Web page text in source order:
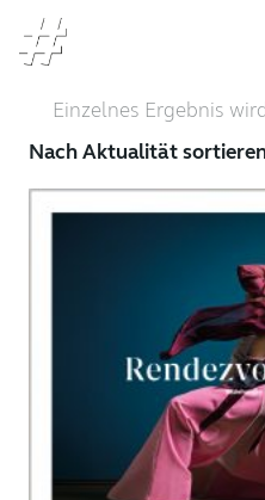
Einzelnes Ergebnis